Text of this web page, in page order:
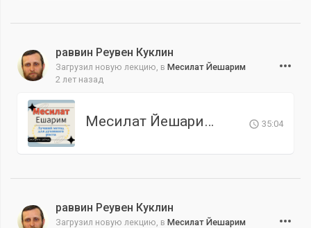
раввин Реувен Куклин
Загрузил новую лекцию, в Месилат Йешарим
2 лет назад
Месилат Йешарим. Урок 8 35:04
раввин Реувен Куклин
Загрузил новую лекцию, в Месилат Йешарим